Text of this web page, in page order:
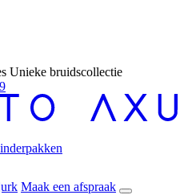
Unieke bruidscollectie
Maak een afspraak